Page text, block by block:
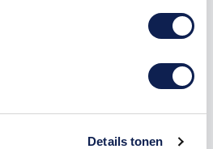
Details tonen
N Grobold MDF Zwart
bestellen vanaf een hoogte van
geschikt voor buitengebruik.